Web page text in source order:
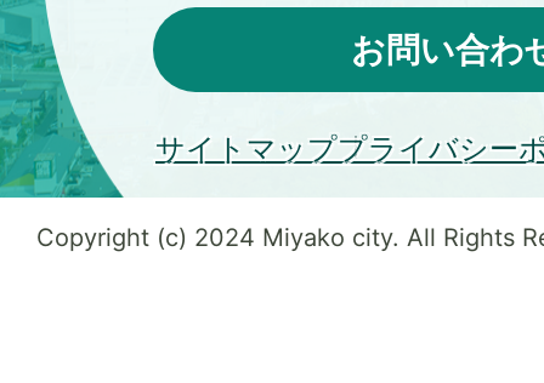
お問い合わ
サイトマッププライバシー
Copyright (c) 2024 Miyako city. All Rights